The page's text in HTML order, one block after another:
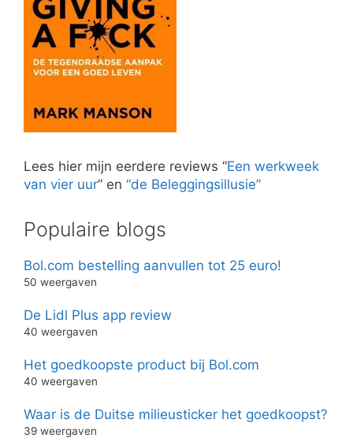
Lees hier mijn eerdere reviews “Een werkweek
van vier uur” en “de Beleggingsillusie”
Populaire blogs
Bol.com bestelling aanvullen tot 25 euro!
50 weergaven
De Lidl Plus app review
40 weergaven
Het goedkoopste product bij Bol.com
40 weergaven
Waar is de Duitse milieusticker het goedkoopst?
39 weergaven